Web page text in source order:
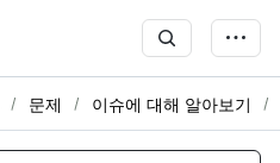
문제 이슈에 대해 알아보기